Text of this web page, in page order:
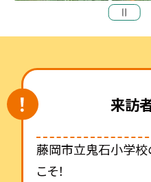
来訪
藤岡市立鬼石小学校
こそ！